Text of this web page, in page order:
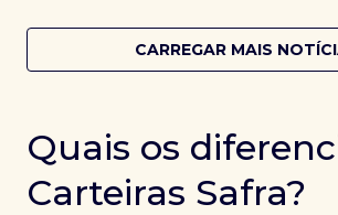
CARREGAR MAIS
Quais os
Carteiras Safra?